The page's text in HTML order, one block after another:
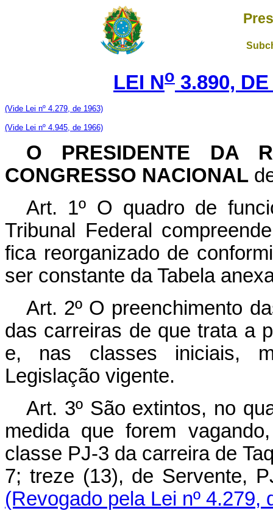
LEI No 3.890,
(Vide Lei nº 4.279, de 1963)
(Vide Lei nº 4.945, de 1966)
O PRESIDENTE DA
CONGRESSO NACIONAL
Art. 1º O quadro de
Tribunal Federal
fica reorganizado de
ser constante da Tabela
Art. 2º O preenchimento
das carreiras de que trata a
e, nas classes iniciais,
Legislação vigente.
Art. 3º São extintos, no
medida que forem
classe PJ-3 da carreira de
7; treze (13), de
(Revogado pela Lei nº 4.279,